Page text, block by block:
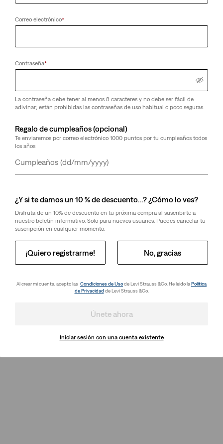
Correo electrónico*
Contraseña*
La contraseña debe tener al menos 8 caracteres y no debe ser fácil de
adivinar; están prohibidas las contraseñas de uso habitual o poco seguras.
Regalo de cumpleaños (opcional)
Te enviaremos por correo electrónico 1000 puntos por tu cumpleaños todos
los años
Día
Mes
Año
¿Y si te damos un 10 % de descuento…? ¿Cómo lo ves?
Disfruta de un 10% de descuento en tu próxima compra al suscribirte a
nuestro boletín informativo. Solo para nuevos usuarios. Puedes cancelar tu
suscripción en cualquier momento.
¡Quiero registrarme! No, gracias
Al crear mi cuenta, acepto las Condiciones de Usode Levi Strauss &Co. He leido la Política
de Privacidad de Levi Strauss &Co.
Únete ahora
Iniciar sesión con una cuenta existente